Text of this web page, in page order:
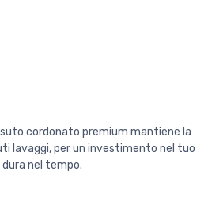
cordonato premium mantiene la
lavaggi, per un investimento nel tuo
nel tempo.